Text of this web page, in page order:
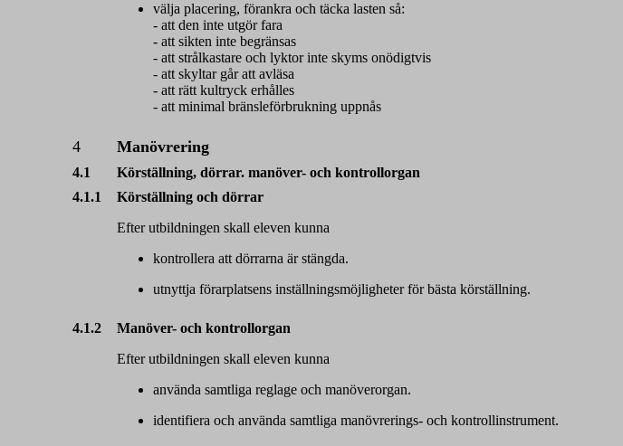
välja placering, förankra och täcka lasten så:
- att den inte utgör fara
- att sikten inte begränsas
- att strålkastare och lyktor inte skyms onödigtvis
- att skyltar går att avläsa
- att rätt kultryck erhålles
- att minimal bränsleförbrukning uppnås
4 Manövrering
4.1
Körställning, dörrar. manöver- och kontrollorgan
4.1.1
Körställning och dörrar
Efter utbildningen skall eleven kunna
kontrollera att dörrarna är stängda.
utnyttja förarplatsens inställningsmöjligheter för bästa körställning.
4.1.2
Manöver- och kontrollorgan
Efter utbildningen skall eleven kunna
använda samtliga reglage och manöverorgan.
identifiera och använda samtliga manövrerings- och kontrollinstrument.